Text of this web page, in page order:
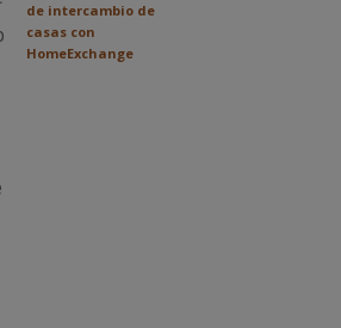
de intercambio de
casas con
HomeExchange